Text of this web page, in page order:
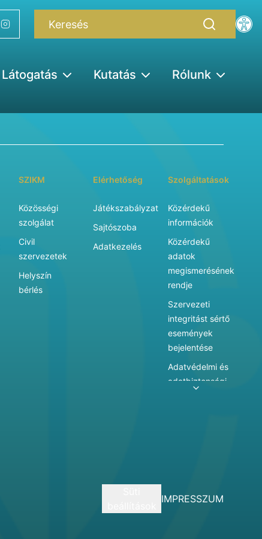
Látogatás Kutatás
Rólunk
SZIKM
Közösségi
szolgálat
Civil
szervezetek
Helyszín
bérlés
Elérhetőség
Játékszabályzat
Sajtószoba
Adatkezelés
Szolgáltatások
Közérdekű
információk
Közérdekű
adatok
megismerésének
rendje
Szervezeti
integritást sértő
események
bejelentése
Adatvédelmi és
adatbiztonsági
szolgáltatásai
IMPRESSZUM